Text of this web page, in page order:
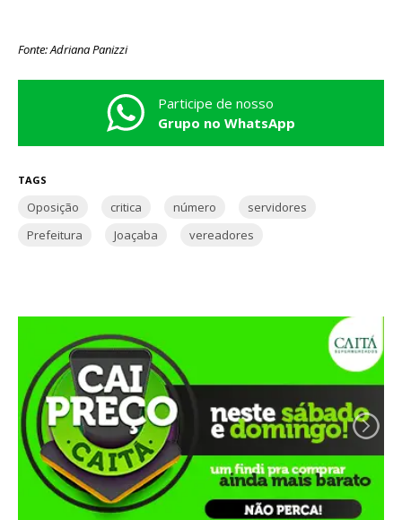
Fonte: Adriana Panizzi
Participe de nosso
Grupo no WhatsApp
TAGS
Oposição critica número
servidores
Prefeitura
Joaçaba vereadores